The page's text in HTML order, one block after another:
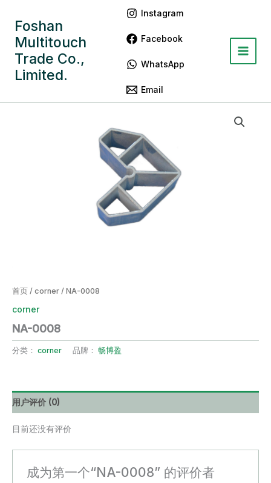
Foshan
Multitouch
Trade Co.,
Limited.
Instagram
Facebook
WhatsApp
Email
首页 / corner / NA-0008
corner
NA-0008
分类： corner 品牌： 畅博盈
用户评价 (0)
目前还没有评价
成为第一个“NA-0008” 的评价者